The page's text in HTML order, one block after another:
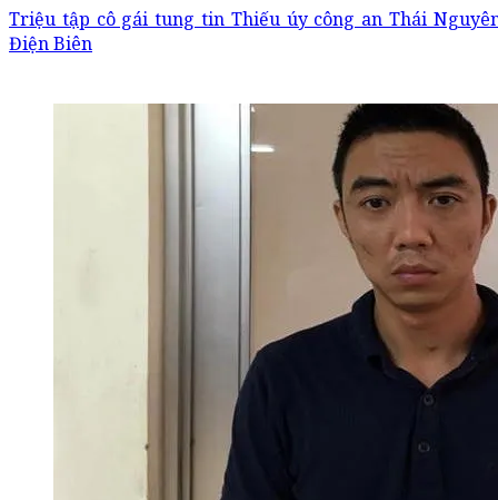
Triệu tập cô gái tung tin Thiếu úy công an Thái
Điện Biên